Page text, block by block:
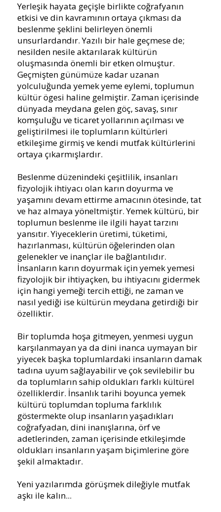
Yerleşik hayata geçişle birlikte coğrafyanın
etkisi ve din kavramının ortaya çıkması da
beslenme şeklini belirleyen önemli
unsurlardandır. Yazılı bir hale geçmese de;
nesilden nesile aktarılarak kültürün
oluşmasında önemli bir etken olmuştur.
Geçmişten günümüze kadar uzanan
yolculuğunda yemek yeme eylemi, toplumun
kültür ögesi haline gelmiştir. Zaman içerisinde
dünyada meydana gelen göç, savaş, sınır
komşuluğu ve ticaret yollarının açılması ve
geliştirilmesi ile toplumların kültürleri
etkileşime girmiş ve kendi mutfak kültürlerini
ortaya çıkarmışlardır.
Beslenme düzenindeki çeşitlilik, insanları
fizyolojik ihtiyacı olan karın doyurma ve
yaşamını devam ettirme amacının ötesinde, tat
ve haz almaya yöneltmiştir. Yemek kültürü, bir
toplumun beslenme ile ilgili hayat tarzını
yansıtır. Yiyeceklerin üretimi, tüketimi,
hazırlanması, kültürün öğelerinden olan
gelenekler ve inançlar ile bağlantılıdır.
İnsanların karın doyurmak için yemek yemesi
fizyolojik bir ihtiyaçken, bu ihtiyacını gidermek
için hangi yemeği tercih ettiği, ne zaman ve
nasıl yediği ise kültürün meydana getirdiği bir
özelliktir.
Bir toplumda hoşa gitmeyen, yenmesi uygun
karşılanmayan ya da dini inanca uymayan bir
yiyecek başka toplumlardaki insanların damak
tadına uyum sağlayabilir ve çok sevilebilir bu
da toplumların sahip oldukları farklı kültürel
özelliklerdir. İnsanlık tarihi boyunca yemek
kültürü toplumdan topluma farklılık
göstermekte olup insanların yaşadıkları
coğrafyadan, dini inanışlarına, örf ve
adetlerinden, zaman içerisinde etkileşimde
oldukları insanların yaşam biçimlerine göre
şekil almaktadır.
Yeni yazılarımda görüşmek dileğiyle mutfak
aşkı ile kalın...